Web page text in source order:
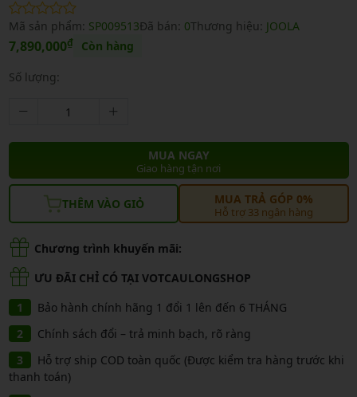
Mã sản phẩm: SP009513Đã bán: 0Thương hiệu: JOOLA
7,890,000₫ Còn hàng
Số lượng:
MUA NGAY
Giao hàng tận nơi
THÊM VÀO GIỎ MUA TRẢ GÓP 0%
Hỗ trợ 33 ngân hàng
Chương trình khuyến mãi:
ƯU ĐÃI CHỈ CÓ TẠI VOTCAULONGSHOP
Bảo hành chính hãng 1 đổi 1 lên đến 6 THÁNG
Chính sách đổi – trả minh bạch, rõ ràng
Hỗ trợ ship COD toàn quốc (Được kiểm tra hàng trước khi
thanh toán)